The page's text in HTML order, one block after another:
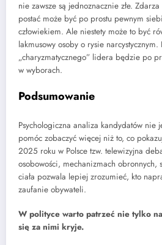
nie zawsze są jednoznacznie złe.
postać może być po prostu pewnym
człowiekiem. Ale niestety może to być
lakmusowy osoby o rysie
„charyzmatycznego” lidera będzie po
w wyborach.
Podsumowanie
Psychologiczna analiza kandydatów nie
pomóc zobaczyć więcej niż to, co
2025 roku w Polsce tzw. telewizyjna
osobowości, mechanizmach obronnych,
ciała pozwala lepiej zrozumieć, kto
zaufanie obywateli.
W polityce warto patrzeć nie tylko
się za nimi kryje.